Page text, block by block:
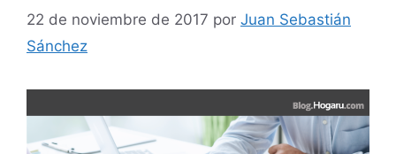
22 de noviembre de 2017 por Juan Sebastián
Sánchez